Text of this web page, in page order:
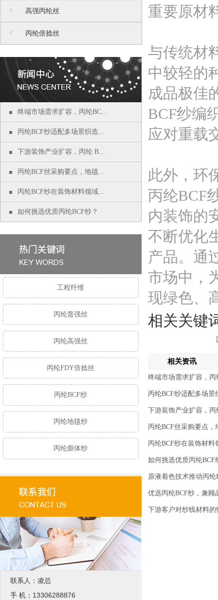
高强丙纶丝
丙纶倍捻丝
终端市场需求扩容，丙纶BC...
丙纶BCF纱适配多场景织造...
下游装饰产业扩容，丙纶 B...
丙纶BCF丝采购要点，地毯...
丙纶BCF纱在装饰材料领域...
如何挑选优质丙纶BCF纱？
工程纤维
丙纶普强丝
丙纶高强丝
丙纶FDY倍捻丝
丙纶BCF纱
丙纶地毯纱
丙纶膨体纱
联系人：凌总
手 机：13306288876
重要原材
与传统材
中较轻的
成品极佳
BCF纱编
应对重载
此外，环
丙纶BCF
内装饰的
不断优化
产品。通
市场中，
现绿色、
相关关键
相关资讯
终端市场需求扩容，
丙纶BCF纱适配多场
下游装饰产业扩容，
丙纶BCF丝采购要点
丙纶BCF纱在装饰材
如何挑选优质丙纶BCF
原液着色技术推动丙
优选丙纶BCF纱，兼
下游客户对纱线材料